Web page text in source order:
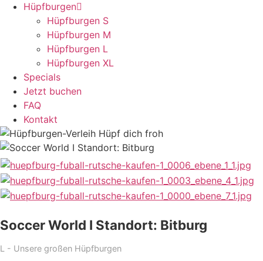
Hüpfburgen
Hüpfburgen S
Hüpfburgen M
Hüpfburgen L
Hüpfburgen XL
Specials
Jetzt buchen
FAQ
Kontakt
Soccer World I Standort: Bitburg
L - Unsere großen Hüpfburgen